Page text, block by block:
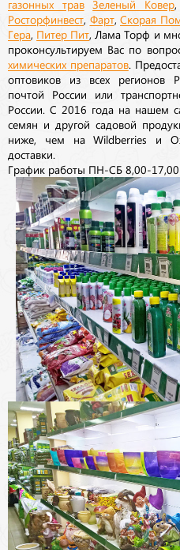
газонных трав Зеленый Ковер
Росторфинвест Фарт, Скорая
Гера Питер Пит , Лама Торф и
проконсультируем Вас по
химических препаратов.
оптовиков из всех регионов
почтой России или
России. С 2016 года на нашем
семян и другой садовой
ниже, чем на Wildberries и
доставки.
График работы ПН-СБ 8,00-